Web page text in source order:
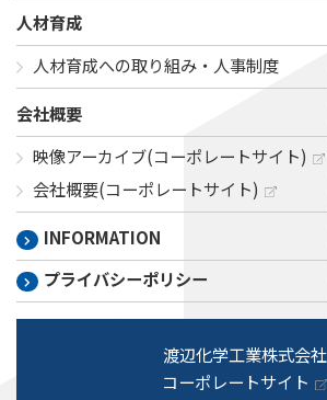
人材育成
人材育成への取り組み・人事制度
会社概要
映像アーカイブ(コーポレートサイト)
会社概要(コーポレートサイト)
INFORMATION
プライバシーポリシー
渡辺化学工業株式会社
コーポレートサイト